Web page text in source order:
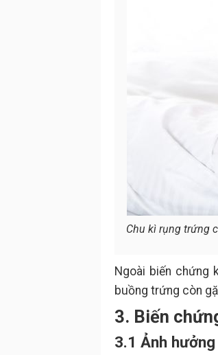
Chu kì rụng trứng
Ngoài biến chứng
buồng trứng còn
3. Biến
3.1 Ảnh